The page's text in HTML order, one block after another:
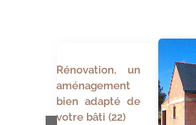
Rénovation, un
aménagement
bien adapté de
votre bâti (22)